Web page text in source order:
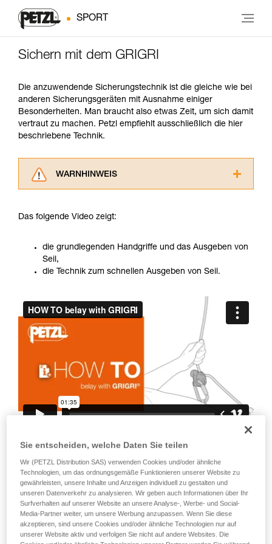
SPORT
Sichern mit dem GRIGRI
Die anzuwendende Sicherungstechnik ist die gleiche wie bei
anderen Sicherungsgeräten mit Ausnahme einiger
Besonderheiten. Man braucht also etwas Zeit, um sich damit
vertraut zu machen. Petzl empfiehlt ausschließlich die hier
beschriebene Technik.
WARNHINWEIS
aufmerksam durch, bevor Sie diesen zu Rate
verstehen zu können, müssen Sie zuerst die in
der Gebrauchsanweisung enthaltenen
Informationen richtig verstanden haben.
Training voraus. Prüfen Sie zusammen mit
einem Profi, ob Sie in der Lage sind, den
Vorgang alleine sicher zu wiederholen, bevor
Sie ihn eigenständig durchführen.
Wir geben Beispiele für die mit Ihrer Aktivität
verbundenen Techniken. Möglicherweise gibt es
noch andere Techniken, die hier nicht
beschrieben werden.
Das folgende Video zeigt:
die grundlegenden Handgriffe und das Ausgeben von
Seil,
die Technik zum schnellen Ausgeben von Seil.
Denken Sie daran, dass bei Blockieren
des Geräts oder des
Klemmmechanismus das Seil nicht
blockiert werden kann. Folgendes ist
daher unbedingt zu beachten: das Gerät
nicht mit der ganzen Hand umgreifen,
Sie entscheiden, welche Daten Sie teilen
Wir (PETZL Distribution SAS) verwenden Cookies und/oder ähnliche
Technologien, um das ordnungsgemäße Funktionieren unserer Website zu
gewährleisten, unsere Inhalte und Anzeigen individuell zu gestalten und
unseren Datenverkehr zu analysieren. Wir geben auch Informationen über Ihr
Surfverhalten auf unserer Website an unsere Analyse-, Werbe- und Social-
Media-Partner weiter, um unsere Werbung anzupassen. Wenn Sie diese
akzeptieren, sind unsere Cookies und/oder ähnliche Technologien nur auf
unserer Website aktiv und verfolgen Sie nicht auf andere Websites. Die